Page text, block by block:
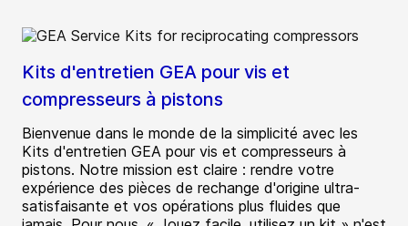
Kits d'entretien GEA pour vis et
compresseurs à pistons
Bienvenue dans le monde de la simplicité avec les
Kits d'entretien GEA pour vis et compresseurs à
pistons. Notre mission est claire : rendre votre
expérience des pièces de rechange d'origine ultra-
satisfaisante et vos opérations plus fluides que